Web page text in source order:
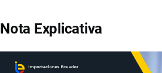
Nota Explicativa